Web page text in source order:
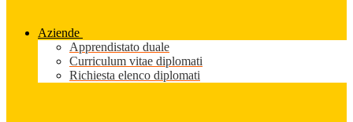
Aziende
Apprendistato duale
Curriculum vitae diplomati
Richiesta elenco diplomati